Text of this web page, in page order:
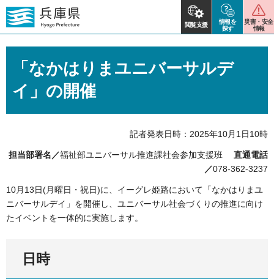
閲覧支援
情報を
探す
災害・安全
情報
「なかはりまユニバーサルデ
イ」の開催
記者発表日時：2025年10月1日10時
担当部署名／福祉部ユニバーサル推進課社会参加支援班 直通電話
／078-362-3237
10月13日(月曜日・祝日)に、イーグレ姫路において「なかはりまユ
ニバーサルデイ」を開催し、ユニバーサル社会づくりの推進に向け
たイベントを一体的に実施します。
日時